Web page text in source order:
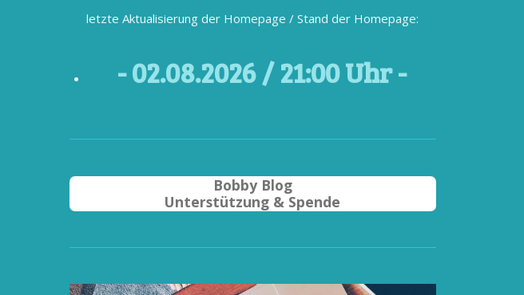
letzte Aktualisierung der Homepage / Stand der Homepage:
- 02.08.2026 / 21:00 Uhr -
Bobby Blog
Unterstützung & Spende